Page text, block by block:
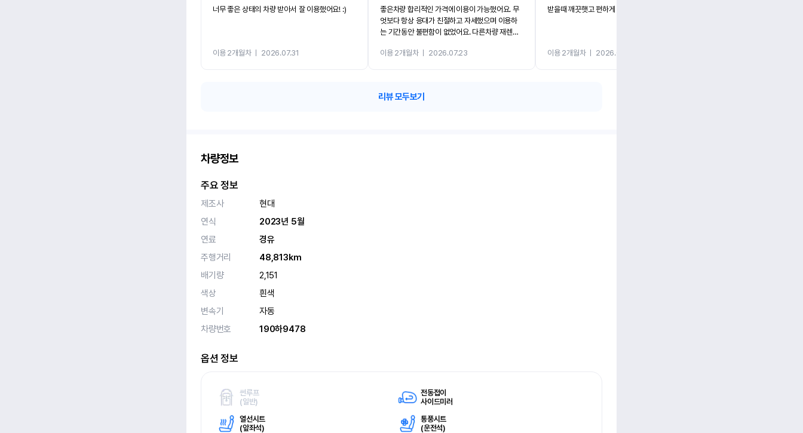
너무 좋은 상태의 차량 받아서 잘 이용했어요! :)
이용 2개월차ㅣ 2026.07.31
좋은차량 합리적인 가격에 이용이 가능했어요. 무
엇보다 항상 응대가 친절하고 자세했으며 이용하
는 기간동안 불편함이 없었어요. 다른차량 재렌트
카 렌트 고민없이 강추합니다!!
이용 2개월차ㅣ 2026.07.23
받을때 깨끗햇고 편하게 잘이용했습니다!
이용 2개월차ㅣ 2026.07.08
리뷰 모두보기
차량정보
주요 정보
제조사
현대
연식
2023년 5월
연료
경유
주행거리
48,813km
배기량
2,151
색상
흰색
변속기
자동
차량번호
190하9478
옵션 정보
썬루프
(일반)
전동접이
사이드미러
열선시트
(앞좌석)
통풍시트
(운전석)